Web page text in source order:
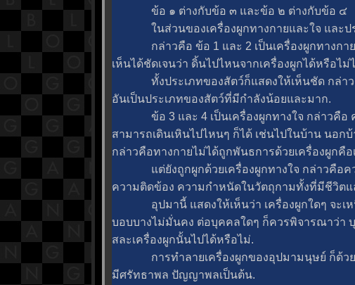
ข้อ ๑ ต่างกับข้อ ๓ และข้อ ๒ ต่างกับข้อ ๔
นส่วนของเครื่องผูกทางกายและใจ และปร
กล่าวคือ ข้อ 1 และ 2 เป็นเครื่องผูกทางกาย
เห็นได้ชัดเจนว่า ดิ้นไปไหนจากเครื่องผูกได้หรือไม่
ทั้งประเภทของสัตว์ก็แสดงให้เห็นชัด กล่าว
อันเป็นประเภทของสัตว์ที่มีกำลังน้อยและมาก.
ข้อ 3 และ 4 เป็นเครื่องผูกทางใจ กล่าวคือ
สามารถเดินเหินไปไหนๆ ก็ได้ เช่นไปในบ้าน นอก
กล่าวคือทางกายไม่ได้ถูกพันธการด้วยเครื่องผูกคือ
ต่ยังถูกผูกด้วยเครื่องผูกทางใจ กล่าวคือค
ความติดข้อง ความกำหนัดในวัตถุกามทั้งที่มีชีวิตแ
อุปมานี้ แสดงให้เห็นว่า เครื่องผูกใดๆ จะเห
บอบบางไม่มั่นคง ต่อบุคคลใดๆ ก็ควรพิจารณาว่
สละเครื่องผูกนั้นไปได้หรือไม่.
การทำลายเครื่องผูกของอุปมามนุษย์ ก็ด้วย
มีศรัทธาพล ปัญญาพลเป็นต้น.